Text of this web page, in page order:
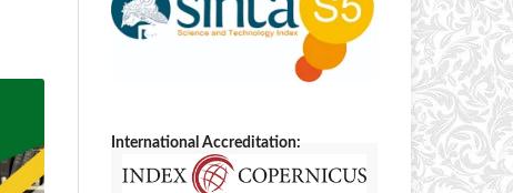
International Accreditation: